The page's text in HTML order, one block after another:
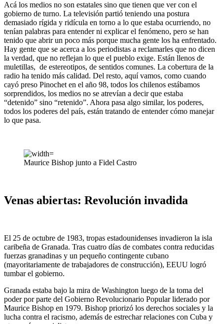
Acá los medios no son estatales sino que tienen que ver con el
gobierno de turno. La televisión partió teniendo una postura
demasiado rígida y ridícula en torno a lo que estaba ocurriendo, no
tenían palabras para entender ni explicar el fenómeno, pero se han
tenido que abrir un poco más porque mucha gente los ha enfrentado.
Hay gente que se acerca a los periodistas a reclamarles que no dicen
la verdad, que no reflejan lo que el pueblo exige. Están llenos de
muletillas, de estereotipos, de sentidos comunes. La cobertura de la
radio ha tenido más calidad. Del resto, aquí vamos, como cuando
cayó preso Pinochet en el año 98, todos los chilenos estábamos
sorprendidos, los medios no se atrevían a decir que estaba
“detenido” sino “retenido”. Ahora pasa algo similar, los poderes,
todos los poderes del país, están tratando de entender cómo manejar
lo que pasa.
Maurice Bishop junto a Fidel Castro
Venas abiertas: Revolución invadida
El 25 de octubre de 1983, tropas estadounidenses invadieron la isla
caribeña de Granada. Tras cuatro días de combates contra reducidas
fuerzas granadinas y un pequeño contingente cubano
(mayoritariamente de trabajadores de construcción), EEUU logró
tumbar el gobierno.
Granada estaba bajo la mira de Washington luego de la toma del
poder por parte del Gobierno Revolucionario Popular liderado por
Maurice Bishop en 1979. Bishop priorizó los derechos sociales y la
lucha contra el racismo, además de estrechar relaciones con Cuba y